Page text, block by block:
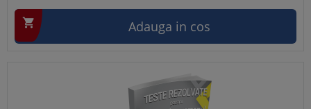
 Adauga in cos